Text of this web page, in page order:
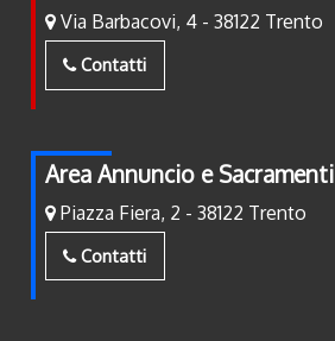
Via Barbacovi, 4 - 38122 Trento
Contatti
Area Annuncio e Sacramenti
Piazza Fiera, 2 - 38122 Trento
Contatti